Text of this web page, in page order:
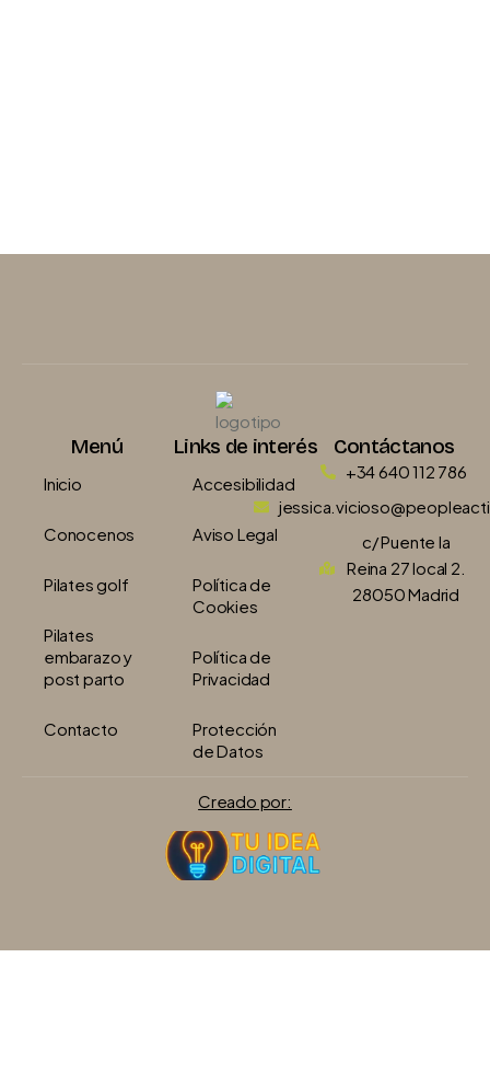
Menú
Inicio
Conocenos
Pilates golf
Pilates
embarazo y
post parto
Contacto
Links de interés
Accesibilidad
Aviso Legal
Política de
Cookies
Política de
Privacidad
Protección
de Datos
Contáctanos
+34 640 112 786
c/ Puente la
Reina 27 local 2.
28050 Madrid
Creado por: